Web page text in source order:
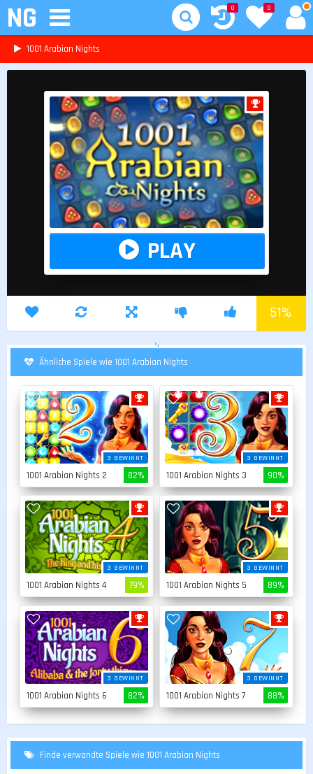
NG 0
0
1001 Arabian Nights
PLAY
51%
';
Ähnliche Spiele wie 1001 Arabian Nights
3 GEWINNT
1001 Arabian Nights 2 82%
3 GEWINNT
1001 Arabian Nights 3 90%
3 GEWINNT
1001 Arabian Nights 4 79%
3 GEWINNT
1001 Arabian Nights 5 89%
3 GEWINNT
1001 Arabian Nights 6 82%
3 GEWINNT
1001 Arabian Nights 7 88%
Finde verwandte Spiele wie 1001 Arabian Nights